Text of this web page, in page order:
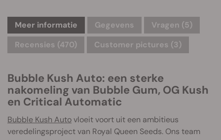
Meer informatie Gegevens Vragen (5)
Recensies (470)
Customer pictures (3)
Bubble Kush Auto: een sterke
nakomeling van Bubble Gum, OG Kush
en Critical Automatic
Bubble Kush Autovloeit voort uit een ambitieus
veredelingsproject van Royal Queen Seeds. Ons team